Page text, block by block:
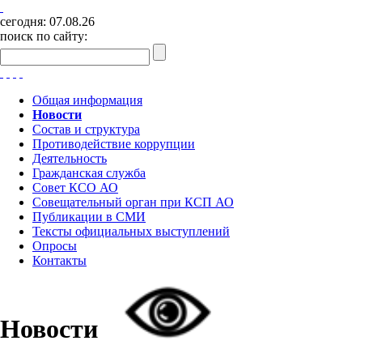
сегодня: 07.08.26
поиск по сайту:
Общая информация
Новости
Состав и структура
Противодействие коррупции
Деятельность
Гражданская служба
Совет КСО АО
Совещательный орган при КСП АО
Публикации в СМИ
Тексты официальных выступлений
Опросы
Контакты
Новости